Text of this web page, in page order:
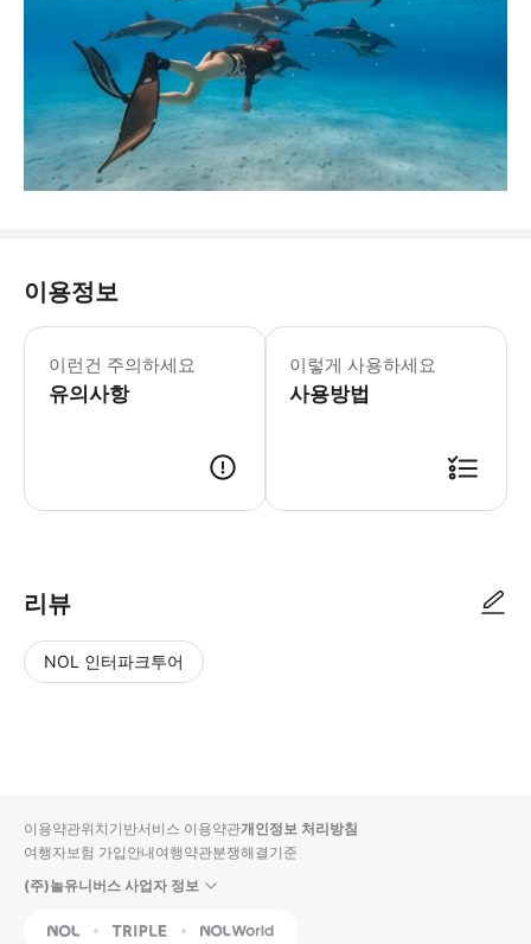
이용정보
이런건 주의하세요
유의사항
참고 사항 * 산호나 성게는 만지지 마
▶돌고래 관람 보트 투어 (스노클링
이렇게 사용하세요
사용방법
리뷰
NOL 인터파크투어
입니
다.
순
상
이용약관위치기반서비스 이용약관개인정보 처리방침
여행자보험 가입안내여행약관분쟁해결기준
(주)놀유니버스 사업자 정보
NOL Triple Interpark Global